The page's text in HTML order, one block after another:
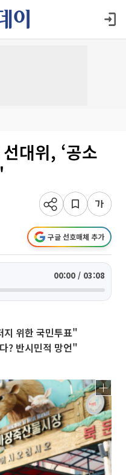
대위, ‘공소
구글 선호매체 추가
00:00 / 03:08
지 위한 국민투표"
? 반시민적 망언"